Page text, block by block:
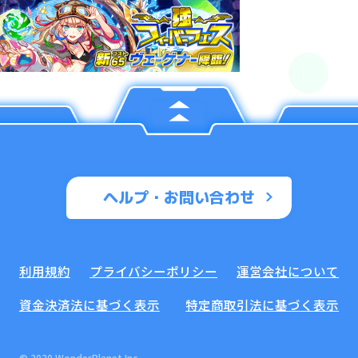
ヘルプ・お問い合わせ
利用規約 プライバシーポリシー
運営会社について
資金決済法に基づく表示
特定商取引法に基づく表示